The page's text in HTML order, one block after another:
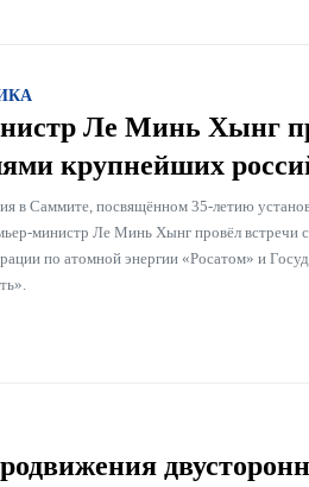
Ле Минь Хынг
крупнейших
в Саммите, посвящённом 35-летию
министр Ле Минь Хынг провёл встречи
по атомной энергии «Росатом» и